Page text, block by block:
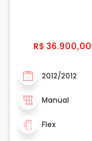
R$ 36.900,00
2012/2012
Manual
Flex